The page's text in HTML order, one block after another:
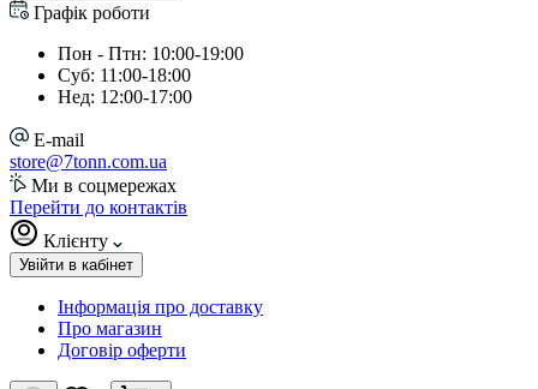
Графік роботи
Пон - Птн: 10:00-19:00
Суб: 11:00-18:00
Нед: 12:00-17:00
E-mail
store@7tonn.com.ua
Ми в соцмережах
Перейти до контактів
Клієнту
Увійти в кабінет
Інформація про доставку
Про магазин
Договір оферти